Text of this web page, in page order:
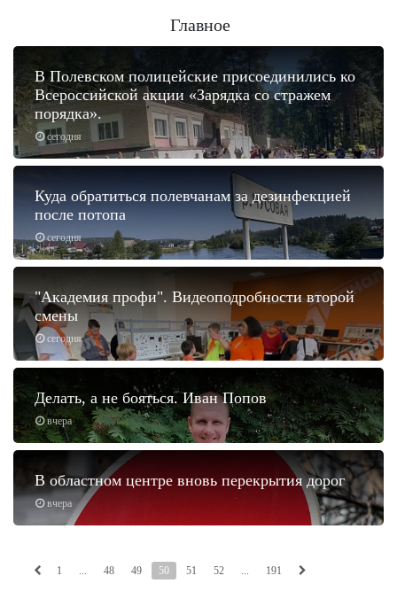
Главное
сегодня
В Полевском полицейские присоединились ко
Всероссийской акции «Зарядка со стражем
порядка».
сегодня
Куда обратиться полевчанам за дезинфекцией
после потопа
сегодня
"Академия профи". Видеоподробности второй
смены
вчера
Делать, а не бояться. Иван Попов
вчера
В областном центре вновь перекрытия дорог
1 ... 48 49 50 51 52 ... 191